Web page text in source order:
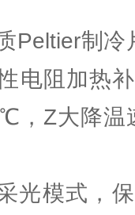
制冷
电阻加热
，Z大降
模式，保